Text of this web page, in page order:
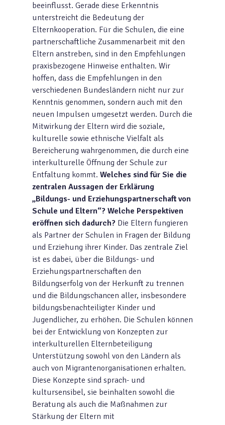
beeinflusst. Gerade diese Erkenntnis
unterstreicht die Bedeutung der
Elternkooperation. Für die Schulen, die eine
partnerschaftliche Zusammenarbeit mit den
Eltern anstreben, sind in den Empfehlungen
praxisbezogene Hinweise enthalten. Wir
hoffen, dass die Empfehlungen in den
verschiedenen Bundesländern nicht nur zur
Kenntnis genommen, sondern auch mit den
neuen Impulsen umgesetzt werden. Durch die
Mitwirkung der Eltern wird die soziale,
kulturelle sowie ethnische Vielfalt als
Bereicherung wahrgenommen, die durch eine
interkulturelle Öffnung der Schule zur
Entfaltung kommt. Welches sind für Sie die
zentralen Aussagen der Erklärung
„Bildungs- und Erziehungspartnerschaft von
Schule und Eltern“? Welche Perspektiven
eröffnen sich dadurch? Die Eltern fungieren
als Partner der Schulen in Fragen der Bildung
und Erziehung ihrer Kinder. Das zentrale Ziel
ist es dabei, über die Bildungs- und
Erziehungspartnerschaften den
Bildungserfolg von der Herkunft zu trennen
und die Bildungschancen aller, insbesondere
bildungsbenachteiligter Kinder und
Jugendlicher, zu erhöhen. Die Schulen können
bei der Entwicklung von Konzepten zur
interkulturellen Elternbeteiligung
Unterstützung sowohl von den Ländern als
auch von Migrantenorganisationen erhalten.
Diese Konzepte sind sprach- und
kultursensibel, sie beinhalten sowohl die
Beratung als auch die Maßnahmen zur
Stärkung der Eltern mit